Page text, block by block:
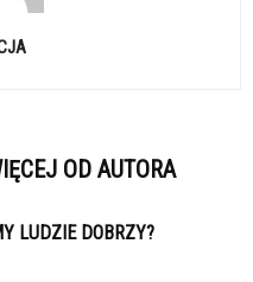
OD AUTORA
LUDZIE DOBRZY?